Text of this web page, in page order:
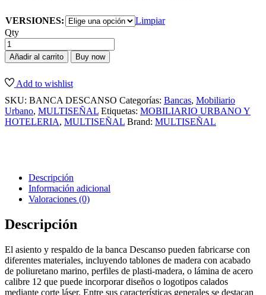
VERSIONES:
Limpiar
Qty
Añadir al carrito Buy now
Add to wishlist
SKU: BANCA DESCANSO Categorías: Bancas, Mobiliario
Urbano, MULTISEÑAL Etiquetas: MOBILIARIO URBANO Y
HOTELERIA, MULTISEÑAL Brand: MULTISEÑAL
Descripción
Información adicional
Valoraciones (0)
Descripción
El asiento y respaldo de la banca Descanso pueden fabricarse con
diferentes materiales, incluyendo tablones de madera con acabado
de poliuretano marino, perfiles de plasti-madera, o lámina de acero
calibre 12 que puede incorporar diseños o logotipos calados
mediante corte láser. Entre sus características generales se destacan